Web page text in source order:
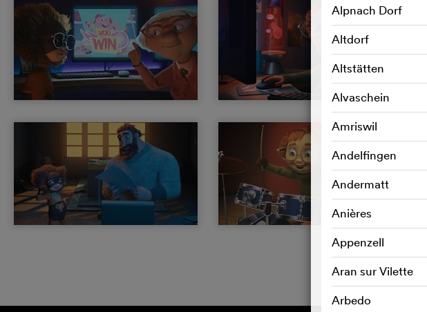
Alpnach Dorf
Altdorf
Altstätten
Alvaschein
Amriswil
Andelfingen
Andermatt
Anières
Appenzell
Aran sur Vilette
Arbedo